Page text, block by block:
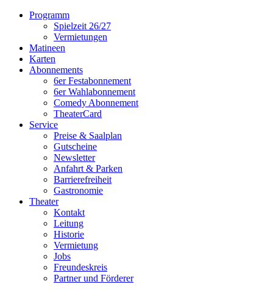
Programm
Spielzeit 26/27
Vermietungen
Matineen
Karten
Abonnements
6er Festabonnement
6er Wahlabonnement
Comedy Abonnement
TheaterCard
Service
Preise & Saalplan
Gutscheine
Newsletter
Anfahrt & Parken
Barrierefreiheit
Gastronomie
Theater
Kontakt
Leitung
Historie
Vermietung
Jobs
Freundeskreis
Partner und Förderer